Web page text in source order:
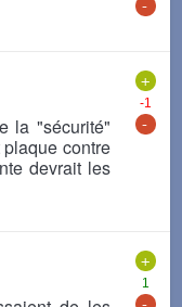
-
+
-1
-
la "sécurité"
contre
devrait les
+
1
-